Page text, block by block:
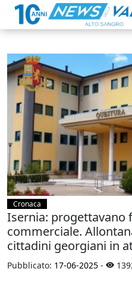
Cronaca
Isernia: progettavano
commerciale.
cittadini georgiani in
Pubblicato: 17-06-2025 -